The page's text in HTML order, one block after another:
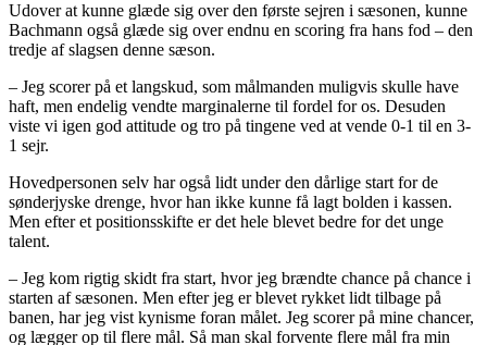
Udover at kunne glæde sig over den første sejren i sæsonen, kunne
Bachmann også glæde sig over endnu en scoring fra hans fod – den
tredje af slagsen denne sæson.
– Jeg scorer på et langskud, som målmanden muligvis skulle have
haft, men endelig vendte marginalerne til fordel for os. Desuden
viste vi igen god attitude og tro på tingene ved at vende 0-1 til en 3-
1 sejr.
Hovedpersonen selv har også lidt under den dårlige start for de
sønderjyske drenge, hvor han ikke kunne få lagt bolden i kassen.
Men efter et positionsskifte er det hele blevet bedre for det unge
talent.
– Jeg kom rigtig skidt fra start, hvor jeg brændte chance på chance i
starten af sæsonen. Men efter jeg er blevet rykket lidt tilbage på
banen, har jeg vist kynisme foran målet. Jeg scorer på mine chancer,
og lægger op til flere mål. Så man skal forvente flere mål fra min